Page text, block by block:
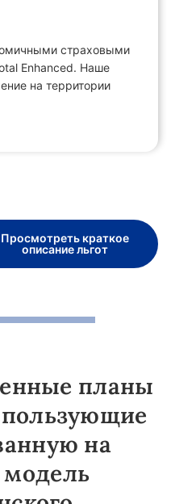
страховыми
Enhanced. Наше
на территории
Просмотреть краткое
описание льгот
планы
на
модель